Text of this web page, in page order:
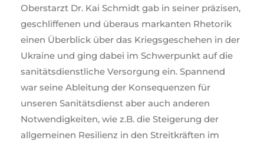
Oberstarzt Dr. Kai Schmidt gab in seiner präzisen,
geschliffenen und überaus markanten Rhetorik
einen Überblick über das Kriegsgeschehen in der
Ukraine und ging dabei im Schwerpunkt auf die
sanitätsdienstliche Versorgung ein. Spannend
war seine Ableitung der Konsequenzen für
unseren Sanitätsdienst aber auch anderen
Notwendigkeiten, wie z.B. die Steigerung der
allgemeinen Resilienz in den Streitkräften im